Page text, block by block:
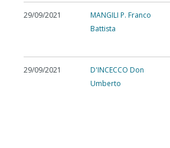
29/09/2021
MANGILI P. Franco
Battista
29/09/2021
D'INCECCO Don
Umberto